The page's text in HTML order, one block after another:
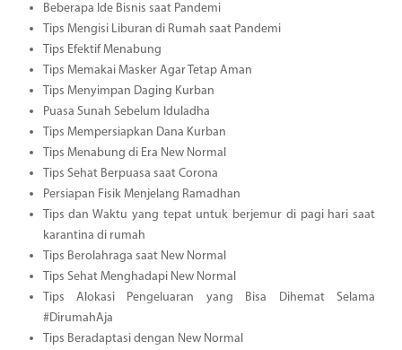
Beberapa Ide Bisnis saat Pandemi
Tips Mengisi Liburan di Rumah saat Pandemi
Tips Efektif Menabung
Tips Memakai Masker Agar Tetap Aman
Tips Menyimpan Daging Kurban
Puasa Sunah Sebelum Iduladha
Tips Mempersiapkan Dana Kurban
Tips Menabung di Era New Normal
Tips Sehat Berpuasa saat Corona
Persiapan Fisik Menjelang Ramadhan
Tips dan Waktu yang tepat untuk berjemur di pagi hari saat
karantina di rumah
Tips Berolahraga saat New Normal
Tips Sehat Menghadapi New Normal
Tips Alokasi Pengeluaran yang Bisa Dihemat Selama
#DirumahAja
Tips Beradaptasi dengan New Normal